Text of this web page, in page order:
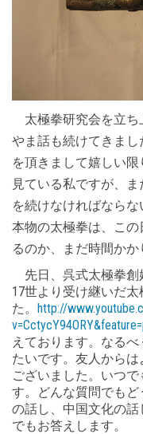
太極拳研究会を立ち
やま話も続けてきま
を頂きまして嬉しい
見ている私ですが、
を続けなければなら
本物の太極拳は、こ
るのか、まだ時間かか
先日、呉式太極拳創
17世より受け継いだ
た。 http://
えております。なる
たいです。友人から
ございました。いつ
す。どんな質問でも
の話し、中国文化の
でもお答えします。